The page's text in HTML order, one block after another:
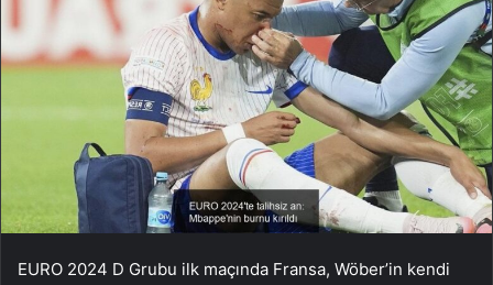
EURO 2024 D Grubu ilk maçında Fransa, Wöber’in kendi